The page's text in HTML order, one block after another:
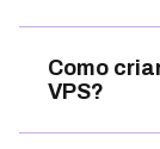
Como
VPS?